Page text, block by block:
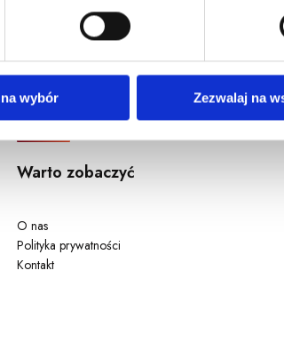
wybór Zezwalaj na
Warto zobaczyć
O nas
Polityka prywatności
Kontakt